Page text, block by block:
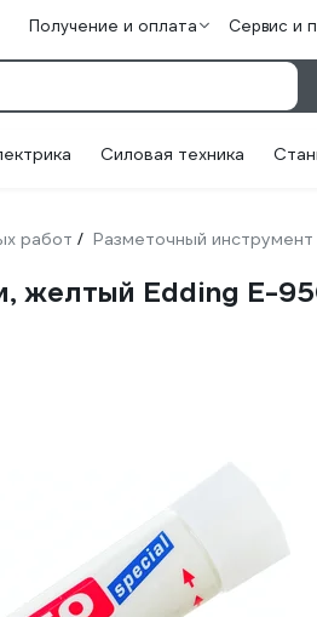
Получение и оплата Сервис и
Силовая техника
работ / Разметочный инструмент
желтый Edding E-